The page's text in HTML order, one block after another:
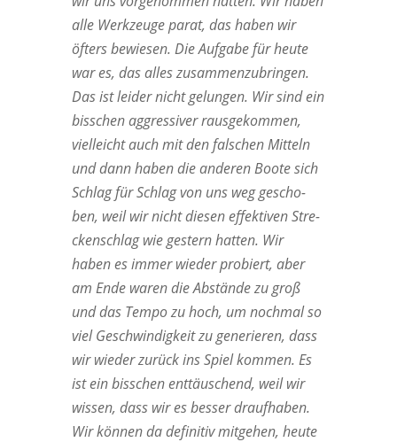
alle Werk­zeu­ge parat, das haben wir
öfters bewie­sen. Die Auf­ga­be für heu­te
war es, das alles zusam­men­zu­brin­gen.
Das ist lei­der nicht gelun­gen. Wir sind ein
biss­chen aggres­si­ver raus­ge­kom­men,
viel­leicht auch mit den fal­schen Mit­teln
und dann haben die ande­ren Boo­te sich
Schlag für Schlag von uns weg gescho­
ben, weil wir nicht die­sen effek­ti­ven Stre­
cken­schlag wie ges­tern hat­ten. Wir
haben es immer wie­der pro­biert, aber
am Ende waren die Abstän­de zu groß
und das Tem­po zu hoch, um noch­mal so
viel Geschwin­dig­keit zu gene­rie­ren, dass
wir wie­der zurück ins Spiel kom­men. Es
ist ein biss­chen ent­täu­schend, weil wir
wis­sen, dass wir es bes­ser drauf­ha­ben.
Wir kön­nen da defi­ni­tiv mit­ge­hen, heu­te